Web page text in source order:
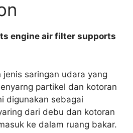
engine air filter supports
saringan udara yang
partikel dan kotoran
digunakan sebagai
dari debu dan kotoran
ke dalam ruang bakar.